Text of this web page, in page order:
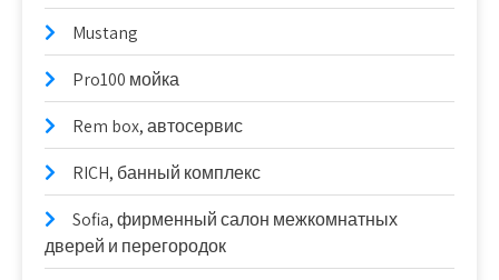
Mustang
Pro100 мойка
Rem box, автосервис
RICH, банный комплекс
Sofia, фирменный салон межкомнатных
дверей и перегородок